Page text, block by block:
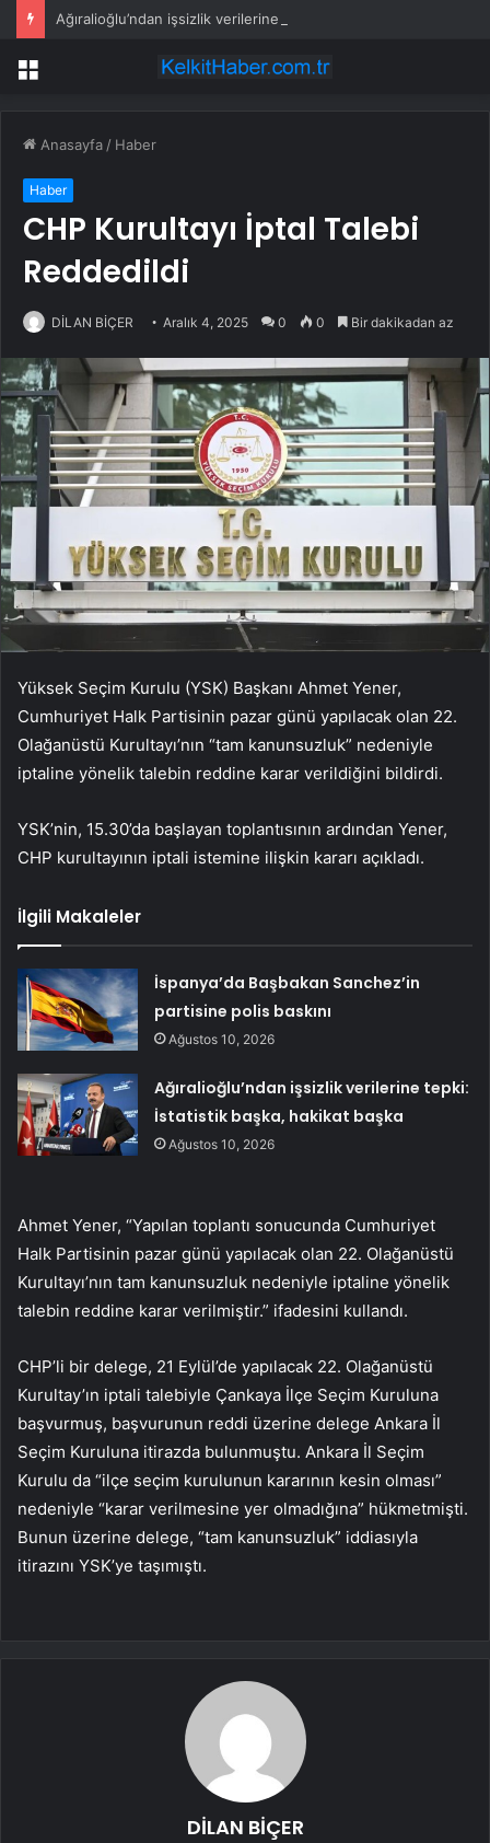
Menü
Anasayfa / Haber
Haber
CHP Kurultayı İptal Talebi
Reddedildi
DİLAN BİÇER Aralık 4, 2025 0 0 Bir dakikadan az
Yüksek Seçim Kurulu (YSK) Başkanı Ahmet Yener,
Cumhuriyet Halk Partisinin pazar günü yapılacak olan 22.
Olağanüstü Kurultayı’nın “tam kanunsuzluk” nedeniyle
iptaline yönelik talebin reddine karar verildiğini bildirdi.
YSK’nin, 15.30’da başlayan toplantısının ardından Yener,
CHP kurultayının iptali istemine ilişkin kararı açıkladı.
İlgili Makaleler
İspanya’da Başbakan Sanchez’in
partisine polis baskını
Ağustos 10, 2026
Ağıralioğlu’ndan işsizlik verilerine tepki:
İstatistik başka, hakikat başka
Ağustos 10, 2026
Ahmet Yener, “Yapılan toplantı sonucunda Cumhuriyet
Halk Partisinin pazar günü yapılacak olan 22. Olağanüstü
Kurultayı’nın tam kanunsuzluk nedeniyle iptaline yönelik
talebin reddine karar verilmiştir.” ifadesini kullandı.
CHP’li bir delege, 21 Eylül’de yapılacak 22. Olağanüstü
Kurultay’ın iptali talebiyle Çankaya İlçe Seçim Kuruluna
başvurmuş, başvurunun reddi üzerine delege Ankara İl
Seçim Kuruluna itirazda bulunmuştu. Ankara İl Seçim
Kurulu da “ilçe seçim kurulunun kararının kesin olması”
nedeniyle “karar verilmesine yer olmadığına” hükmetmişti.
Bunun üzerine delege, “tam kanunsuzluk” iddiasıyla
itirazını YSK’ye taşımıştı.
DİLAN BİÇER